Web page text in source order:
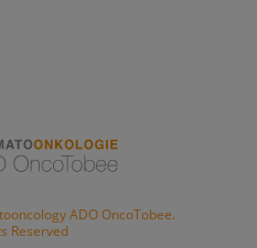
sind
nicht nach
Fällen keine
ADO OncoTobee.
Reserved